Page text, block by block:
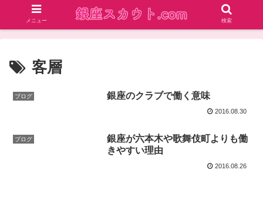
客層
ブログ 銀座のクラブで働く意味
2016.08.30
ブログ
銀座が六本木や歌舞伎町よりも働
きやすい理由
2016.08.26
メニュー 検索